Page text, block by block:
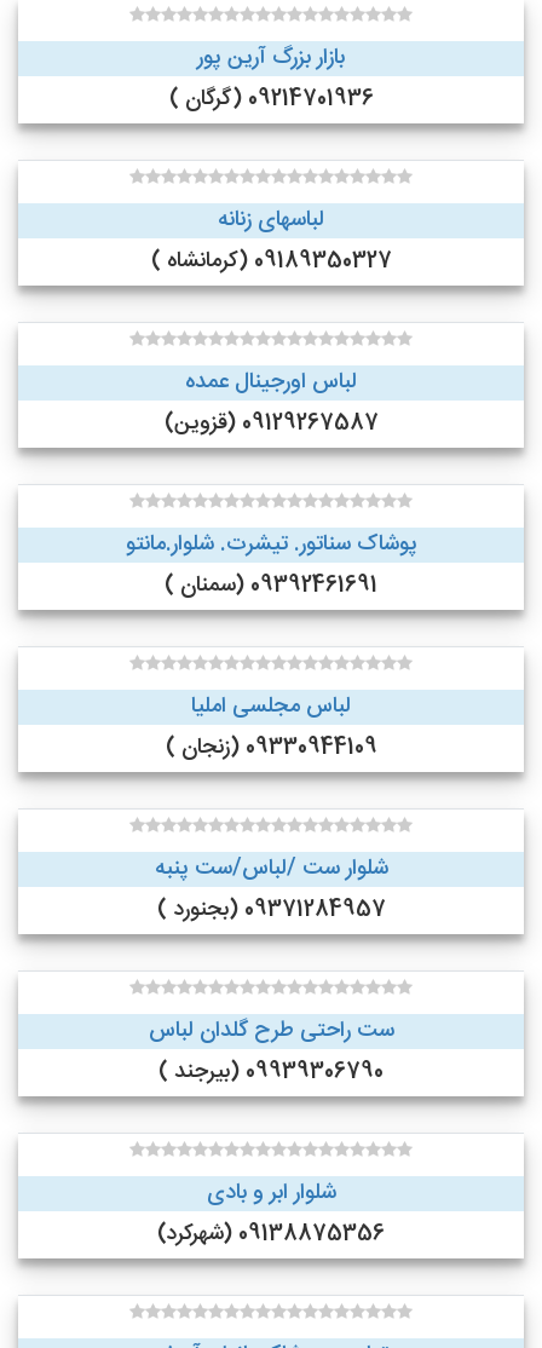
بازار بزرگ آرین پور
09214701936 (گرگان )
لباسهای زنانه
09189350327 (کرمانشاه )
لباس اورجینال عمده
09129267587 (قزوین)
پوشاک سناتور. تیشرت. شلوار.مانتو
09392461691 (سمنان )
لباس مجلسی املیا
09330944109 (زنجان )
شلوار ست /لباس/ست پنبه
09371284957 (بجنورد )
ست راحتی طرح گلدان لباس
09939306790 (بیرجند )
شلوار ابر و بادی
09138875356 (شهرکرد)